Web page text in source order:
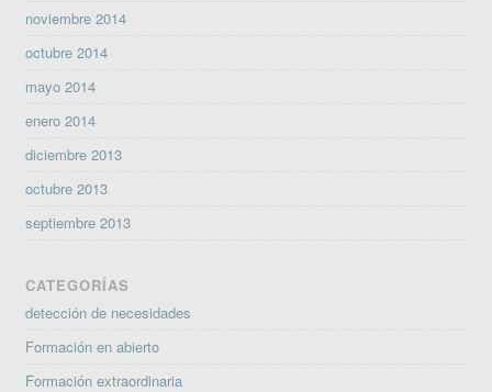
noviembre 2014
octubre 2014
mayo 2014
enero 2014
diciembre 2013
octubre 2013
septiembre 2013
CATEGORÍAS
detección de necesidades
Formación en abierto
Formación extraordinaria